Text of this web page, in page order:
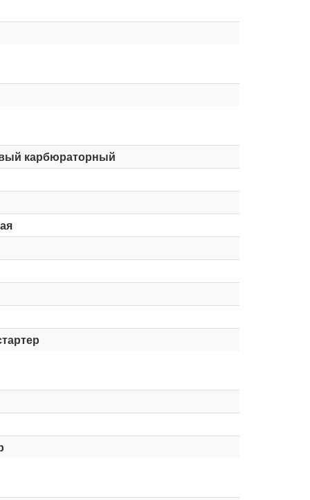
карбюраторный